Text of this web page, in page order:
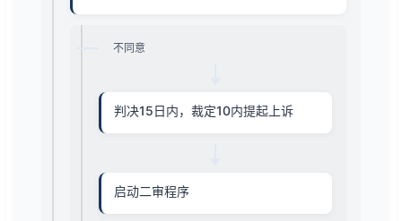
不同意
判决15日内，裁定10内提起上诉
启动二审程序